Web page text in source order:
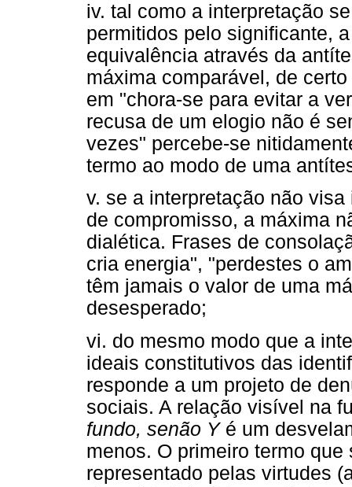
iv. tal como a interpretação
permitidos pelo significante,
equivalência através da
máxima comparável, de
em "chora-se para evitar a
recusa de um elogio não é
vezes" percebe-se
termo ao modo de uma
v. se a interpretação não
de compromisso, a máxima
dialética. Frases de
cria energia", "perdestes o
têm jamais o valor de uma
desesperado;
vi. do mesmo modo que a
ideais constitutivos das
responde a um projeto de
sociais. A relação visível na
fundo, senão Y é um
menos. O primeiro termo
representado pelas virtudes